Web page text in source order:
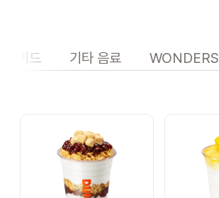
EVENT
에이드 기타 음료 WONDERS